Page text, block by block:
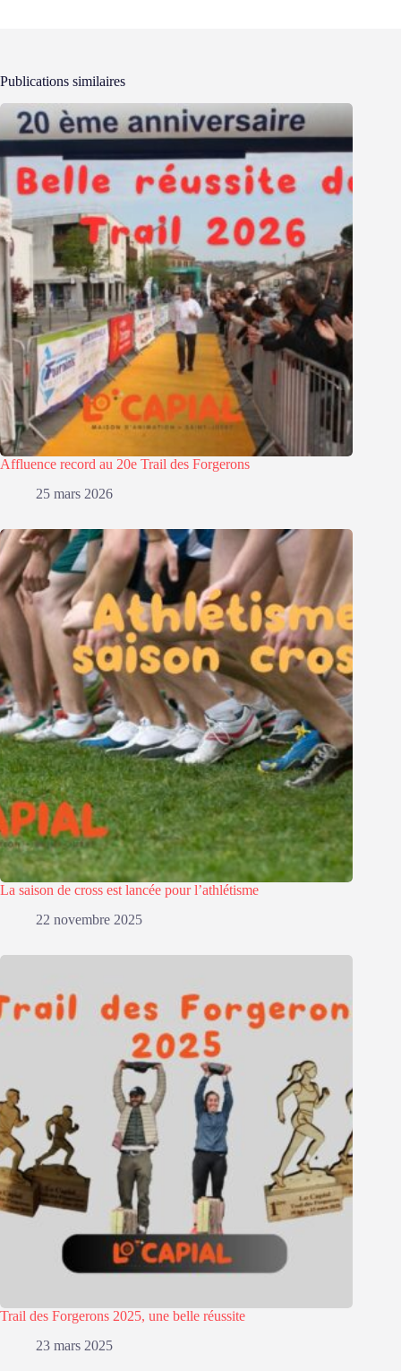
Publications similaires
Affluence record au 20e Trail des Forgerons
25 mars 2026
La saison de cross est lancée pour l’athlétisme
22 novembre 2025
Trail des Forgerons 2025, une belle réussite
23 mars 2025